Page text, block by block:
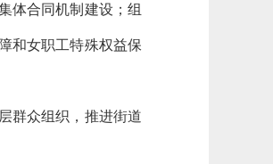
体合同机制建设；组
和女职工特殊权益保
群众组织，推进街道